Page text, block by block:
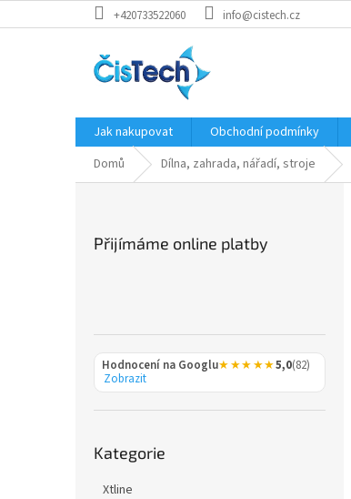
na
+420733522060 info@cistech.cz
Jak nakupovat Obchodní podmínky
Domů
Dílna, zahrada, nářadí, stroje
Přijímáme online platby
Hodnocení na Googlu★★★★★5,0(82)
Zobrazit
kategorie
Kategorie
Xtline